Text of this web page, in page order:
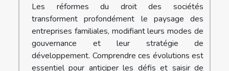
Les réformes du droit des sociétés
transforment profondément le paysage des
entreprises familiales, modifiant leurs modes de
gouvernance et leur stratégie de
développement. Comprendre ces évolutions est
essentiel pour anticiper les défis et saisir de